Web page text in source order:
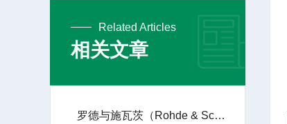
Related Articles
相关文章
罗德与施瓦茨（Rohde & Schwarz）的 R&S®SMW200A